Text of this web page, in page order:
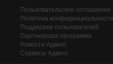
Пользовательское соглашение
Политика конфиденциальности
Поддержка пользователей
Партнерская программа
Новости Адвего
Сервисы Адвего